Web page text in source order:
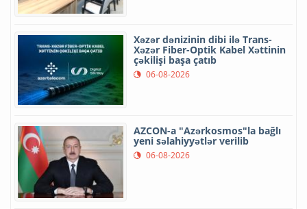
Xəzər dənizinin dibi ilə Trans-
Xəzər Fiber-Optik Kabel Xəttinin
çəkilişi başa çatıb
06-08-2026
AZCON-a "Azərkosmos"la bağlı
yeni səlahiyyətlər verilib
06-08-2026